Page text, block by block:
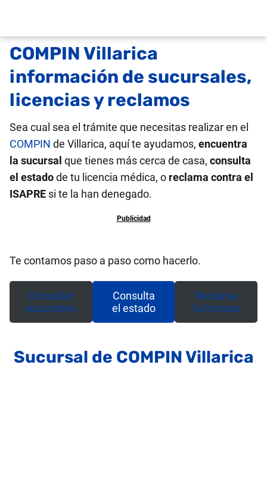
COMPIN Villarica
información de sucursales,
licencias y reclamos
Sea cual sea el trámite que necesitas realizar en el
COMPIN de Villarica, aquí te ayudamos, encuentra
la sucursal que tienes más cerca de casa, consulta
el estadode tu licencia médica, o reclama contra el
ISAPRE si te la han denegado.
Te contamos paso a paso como hacerlo.
Consultar
sucursales
Consulta
el estado
Reclama
tu licencia
Sucursal de COMPIN Villarica